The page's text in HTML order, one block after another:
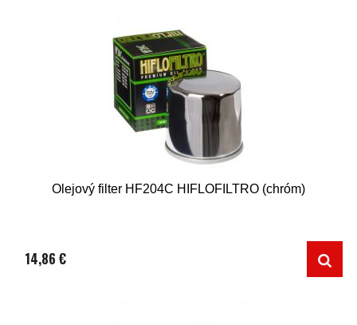
Olejový filter HF204C HIFLOFILTRO (chróm)
14,86 €